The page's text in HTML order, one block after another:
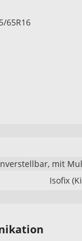
65R16
mit
Isofix